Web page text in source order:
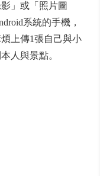
」或「照片圖
系統的手機，
上傳1張自己與小
人與景點。